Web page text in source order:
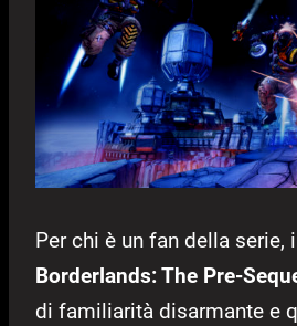
Per chi è un fan della serie,
Borderlands: The Pre-
di familiarità disarmante e